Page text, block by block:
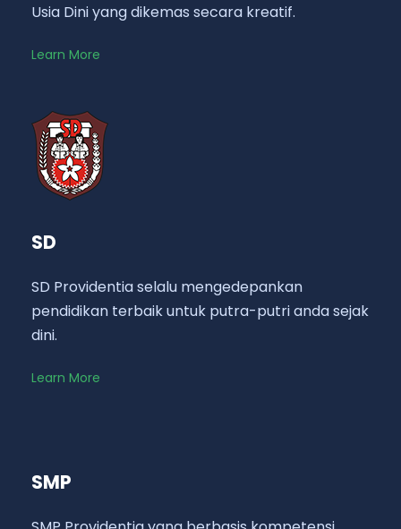
Usia Dini yang dikemas secara kreatif.
Learn More
SD
SD Providentia selalu mengedepankan
pendidikan terbaik untuk putra-putri anda sejak
dini.
Learn More
SMP